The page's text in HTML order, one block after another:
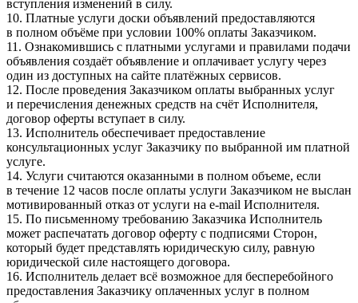
вступления изменений в силу.
10. Платные услуги доски объявлений предоставляются
в полном объёме при условии 100% оплаты Заказчиком.
11. Ознакомившись с платными услугами и правилами подачи
объявления создаёт объявление и оплачивает услугу через
один из доступных на сайте платёжных сервисов.
12. После проведения Заказчиком оплаты выбранных услуг
и перечисления денежных средств на счёт Исполнителя,
договор оферты вступает в силу.
13. Исполнитель обеспечивает предоставление
консультационных услуг Заказчику по выбранной им платной
услуге.
14. Услуги считаются оказанными в полном объеме, если
в течение 12 часов после оплаты услуги Заказчиком не выслан
мотивированный отказ от услуги на e-mail Исполнителя.
15. По письменному требованию Заказчика Исполнитель
может распечатать договор оферту с подписями Сторон,
который будет представлять юридическую силу, равную
юридической силе настоящего договора.
16. Исполнитель делает всё возможное для бесперебойного
предоставления Заказчику оплаченных услуг в полном